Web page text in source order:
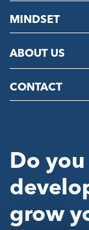
MINDSET
ABOUT US
CONTACT
Do
grow